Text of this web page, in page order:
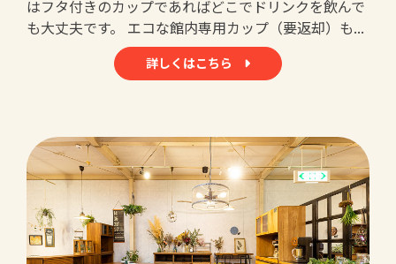
はフタ付きのカップであればどこでドリンクを飲んで
も大丈夫です。 エコな館内専用カップ（要返却）も...
詳しくはこちら